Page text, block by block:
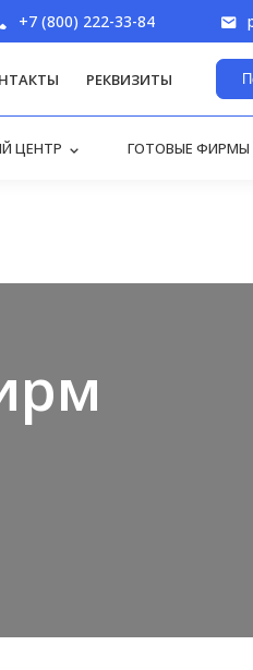
+7 (800) 222-33-84
РЕКВИЗИТЫ
ЦЕНТР ГОТОВЫЕ ФИРМЫ